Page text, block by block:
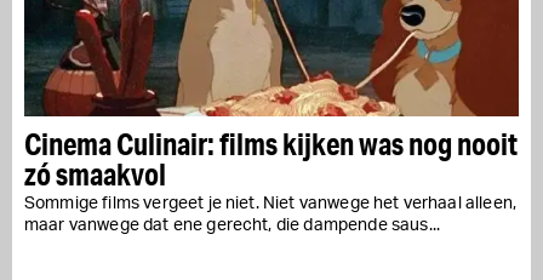
Cinema Culinair: films kijken was nog nooit
zó smaakvol
Sommige films vergeet je niet. Niet vanwege het verhaal alleen,
maar vanwege dat ene gerecht, die dampende saus...